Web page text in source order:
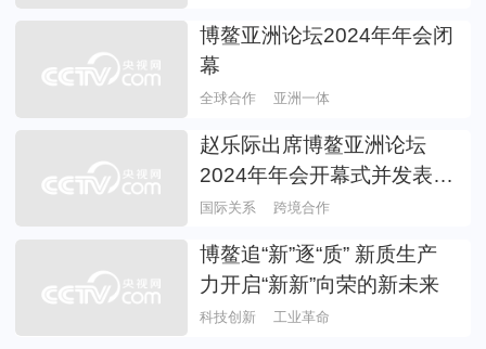
博鳌亚洲论坛2024年年会闭
幕
全球合作 亚洲一体
赵乐际出席博鳌亚洲论坛
2024年年会开幕式并发表主
旨演讲
国际关系 跨境合作
博鳌追“新”逐“质” 新质生产
力开启“新新”向荣的新未来
科技创新 工业革命